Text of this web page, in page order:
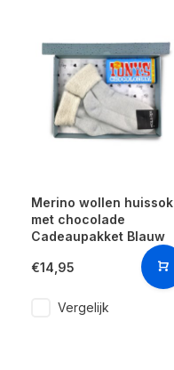
Merino wollen huissok
met chocolade
Cadeaupakket Blauw
€14,95
Vergelijk